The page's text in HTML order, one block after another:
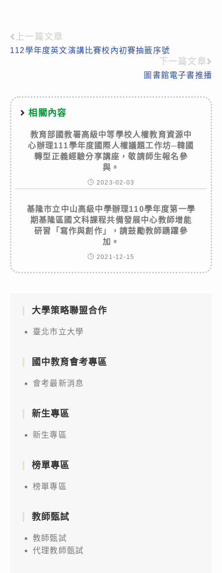
Read
more
上一篇文章
112學年度英文演講比賽校內初賽抽籤序號
下一篇文章
圖書館電子書推播
相關內容
教育部國教署高級中等學校人權教育資源中
心辦理111學年度國際人權議題工作坊─韓國
轉型正義經驗分享講座，敬請師生報名參
與。
2023-02-03
基隆市立中山高級中學辦理110學年度第一學
期基隆區國文科課程共備發展中心教師增能
研習「寫作與創作」，請鼓勵教師踴躍參
加。
2021-12-15
大學策略聯盟合作
臺北市立大學
國中教育會考專區
會考最新消息
新生專區
新生專區
榜單專區
榜單專區
教師甄試
教師甄試
代理教師甄試